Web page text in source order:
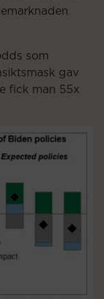
som
gav
fick man 55x